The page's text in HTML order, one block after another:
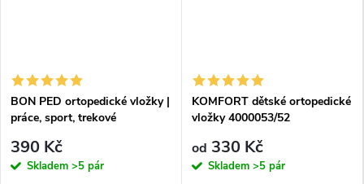
BON PED ortopedické vložky |
práce, sport, trekové
390 Kč
Skladem >5 pár
KOMFORT dětské ortopedické
vložky 4000053/52
od 330 Kč
Skladem >5 pár